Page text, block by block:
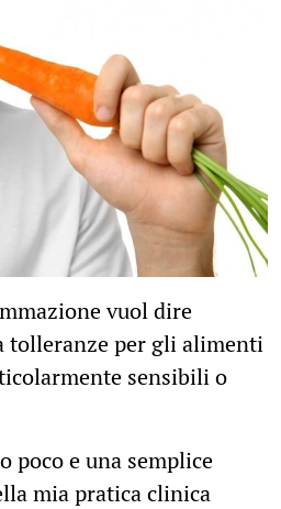
vuol dire
tolleranze per gli alimenti
sensibili o
poco e una semplice
mia pratica clinica